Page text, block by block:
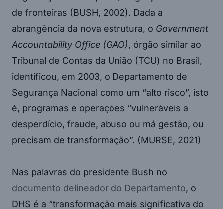
de fronteiras (BUSH, 2002). Dada a
abrangência da nova estrutura, o Government
Accountability Office (GAO), órgão similar ao
Tribunal de Contas da União (TCU) no Brasil,
identificou, em 2003, o Departamento de
Segurança Nacional como um “alto risco”, isto
é, programas e operações “vulneráveis a
desperdício, fraude, abuso ou má gestão, ou
precisam de transformação”. (MURSE, 2021)
Nas palavras do presidente Bush no
documento delineador do Departamento, o
DHS é a “transformação mais significativa do